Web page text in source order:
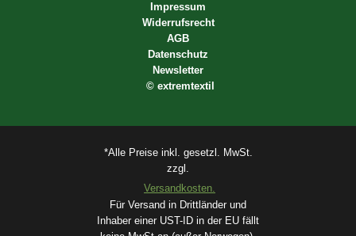
Impressum
Widerrufsrecht
AGB
Datenschutz
Newsletter
© extremtextil
*Alle Preise inkl. gesetzl. MwSt.
zzgl.
Versandkosten.
Für Versand in Drittländer und
Inhaber einer UST-ID in der EU fällt